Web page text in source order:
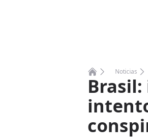
Home
Noticias